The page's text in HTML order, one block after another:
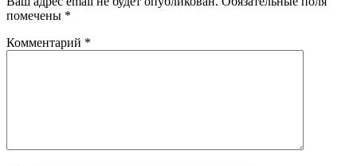
помечены *
Комментарий *